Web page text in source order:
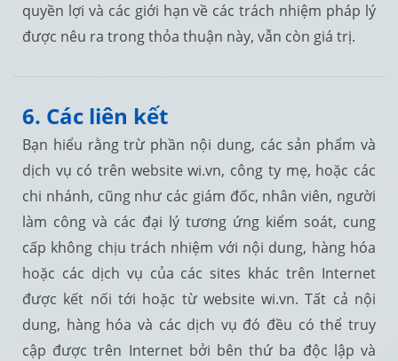
quyền lợi và các giới hạn về các trách nhiệm pháp lý
được nêu ra trong thỏa thuận này, vẫn còn giá trị.
6. Các liên kết
Bạn hiểu rằng trừ phần nội dung, các sản phẩm và
dịch vụ có trên website wi.vn, công ty mẹ, hoặc các
chi nhánh, cũng như các giám đốc, nhân viên, người
làm công và các đại lý tương ứng kiểm soát, cung
cấp không chịu trách nhiệm với nội dung, hàng hóa
hoặc các dịch vụ của các sites khác trên Internet
được kết nối tới hoặc từ website wi.vn. Tất cả nội
dung, hàng hóa và các dịch vụ đó đều có thể truy
cập được trên Internet bởi bên thứ ba độc lập và